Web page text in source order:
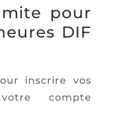
pour
DIF
inscrire vos
compte